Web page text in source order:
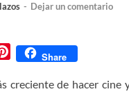
- Dejar un comentario
P
n
Share
creciente de hacer